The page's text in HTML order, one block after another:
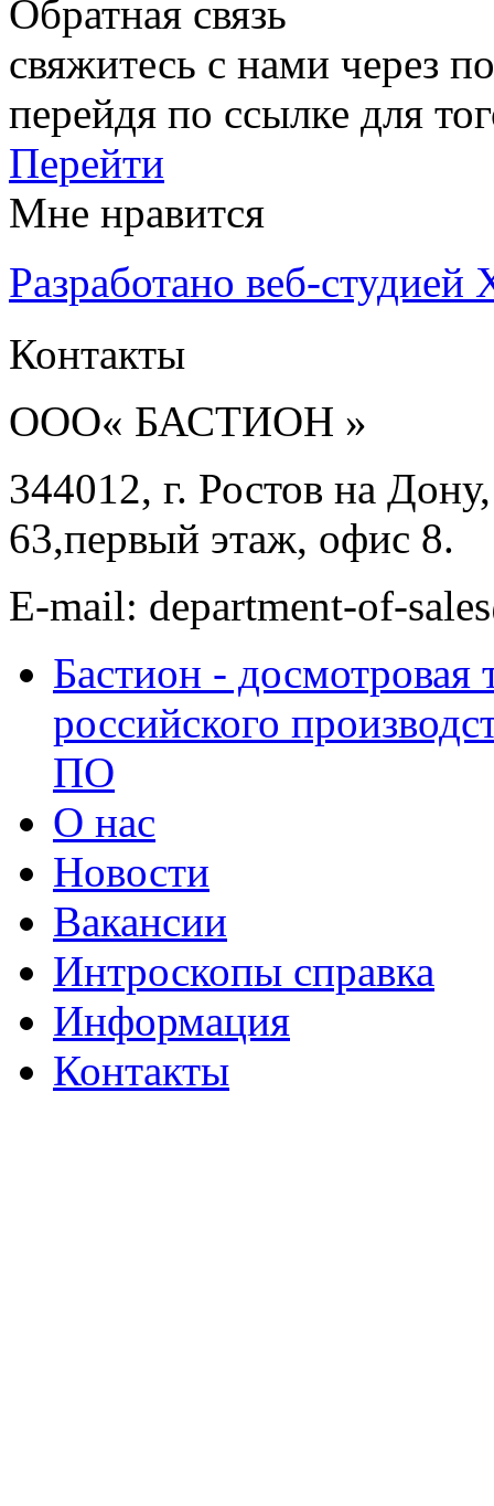
Обратная связь
свяжитесь с нами через
перейдя по ссылке для
Перейти
Мне нравится
Разработано веб-студией
Контакты
ООО« БАСТИОН »
344012, г. Ростов на
63,первый этаж, офис 8.
E-mail: department-of-
Бастион - досмотровая
российского
ПО
О нас
Новости
Вакансии
Интроскопы справка
Информация
Контакты